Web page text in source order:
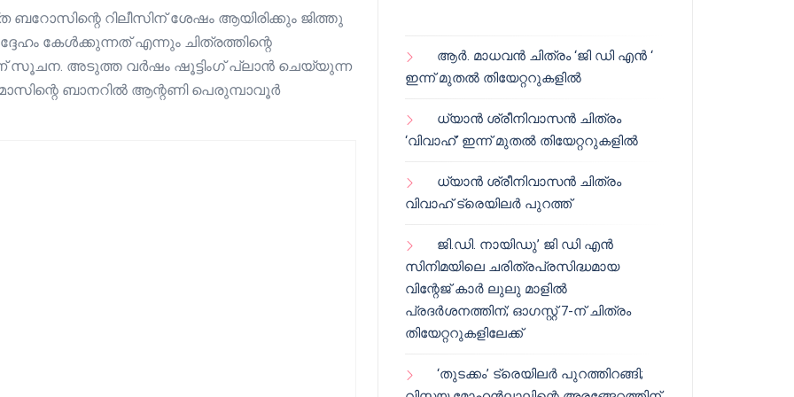
റിലീസിന് ശേഷം ആയിരിക്കും ജിത്തു
കേൾക്കുന്നത് എന്നും ചിത്രത്തിന്റെ
സൂചന. അടുത്ത വർഷം ഷൂട്ടിംഗ് പ്ലാൻ ചെയ്യുന്ന
ബാനറിൽ ആന്റണി പെരുമ്പാവൂർ
ആർ. മാധവൻ ചിത്രം ‘ജി ഡി എൻ ‘
ഇന്ന് മുതൽ തിയേറ്ററുകളിൽ
ധ്യാൻ ശ്രീനിവാസൻ ചിത്രം
‘വിവാഹ്’ ഇന്ന് മുതൽ തിയേറ്ററുകളിൽ
ധ്യാൻ ശ്രീനിവാസൻ ചിത്രം
വിവാഹ് ട്രെയിലർ പുറത്ത്
ജി.ഡി. നായിഡു’ ജി ഡി എൻ
സിനിമയിലെ ചരിത്രപ്രസിദ്ധമായ
വിന്റേജ് കാർ ലുലു മാളിൽ
പ്രദർശനത്തിന്; ഓഗസ്റ്റ് 7-ന് ചിത്രം
തിയേറ്ററുകളിലേക്ക്
‘തുടക്കം’ ട്രെയിലർ പുറത്തിറങ്ങി;